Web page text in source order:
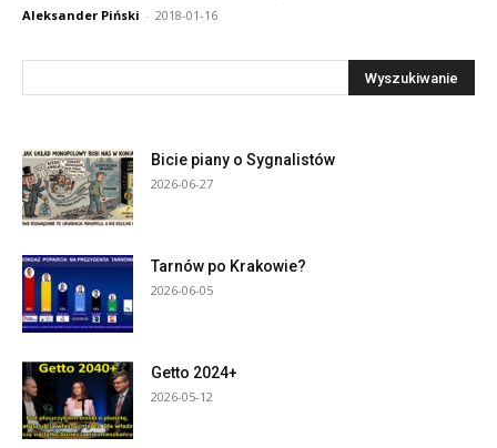
Aleksander Piński - 2018-01-16
Bicie piany o Sygnalistów
2026-06-27
Tarnów po Krakowie?
2026-06-05
Getto 2024+
2026-05-12